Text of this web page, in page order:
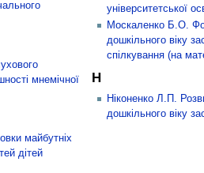
мнемічної
майбутніх
дітей
університетської
Москаленко Б.О.
дошкільного віку
спілкування (на
Н
Ніконенко Л.П.
дошкільного віку